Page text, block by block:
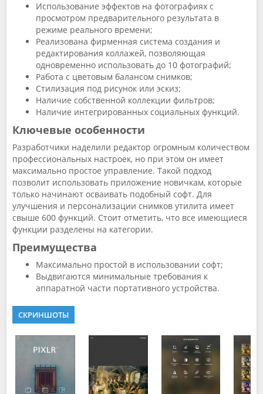
Использование эффектов на фотографиях с
просмотром предварительного результата в
режиме реального времени;
Реализована фирменная система создания и
редактирования коллажей, позволяющая
одновременно использовать до 10 фотографий;
Работа с цветовым балансом снимков;
Стилизация под рисунок или эскиз;
Наличие собственной коллекции фильтров;
Наличие интегрированных социальных функций.
Ключевые особенности
Разработчики наделили редактор огромным количеством
профессиональных настроек, но при этом он имеет
максимально простое управление. Такой подход
позволит использовать приложение новичкам, которые
только начинают осваивать подобный софт. Для
улучшения и персонализации снимков утилита имеет
свыше 600 функций. Стоит отметить, что все имеющиеся
функции разделены на категории.
Преимущества
Максимально простой в использовании софт;
Выдвигаются минимальные требования к
аппаратной части портативного устройства.
СКРИНШОТЫ